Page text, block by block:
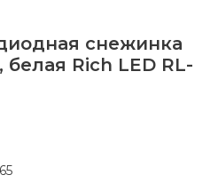
снежинка
Rich LED RL-